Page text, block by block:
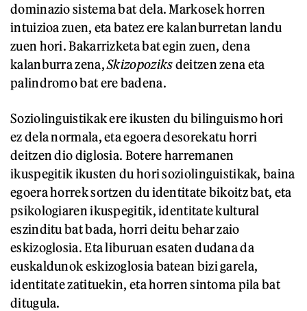
dominazio sistema bat dela. Markosek horren
intuizioa zuen, eta batez ere kalanburretan landu
zuen hori. Bakarrizketa bat egin zuen, dena
kalanburra zena,Skizopoziksdeitzen zena eta
palindromo bat ere badena.
Soziolinguistikak ere ikusten du bilinguismo hori
ez dela normala, eta egoera desorekatu horri
deitzen dio diglosia. Botere harremanen
ikuspegitik ikusten du hori soziolinguistikak, baina
egoera horrek sortzen du identitate bikoitz bat, eta
psikologiaren ikuspegitik, identitate kultural
eszinditu bat bada, horri deitu behar zaio
eskizoglosia. Eta liburuan esaten dudana da
euskaldunok eskizoglosia batean bizi garela,
identitate zatituekin, eta horren sintoma pila bat
ditugula.